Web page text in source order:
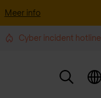
Meer info
Cyber incident hotline